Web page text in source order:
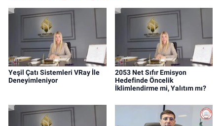
Yeşil Çatı Sistemleri VRay İle
Deneyimleniyor
2053 Net Sıfır Emisyon
Hedefinde Öncelik
İklimlendirme mi, Yalıtım mı?